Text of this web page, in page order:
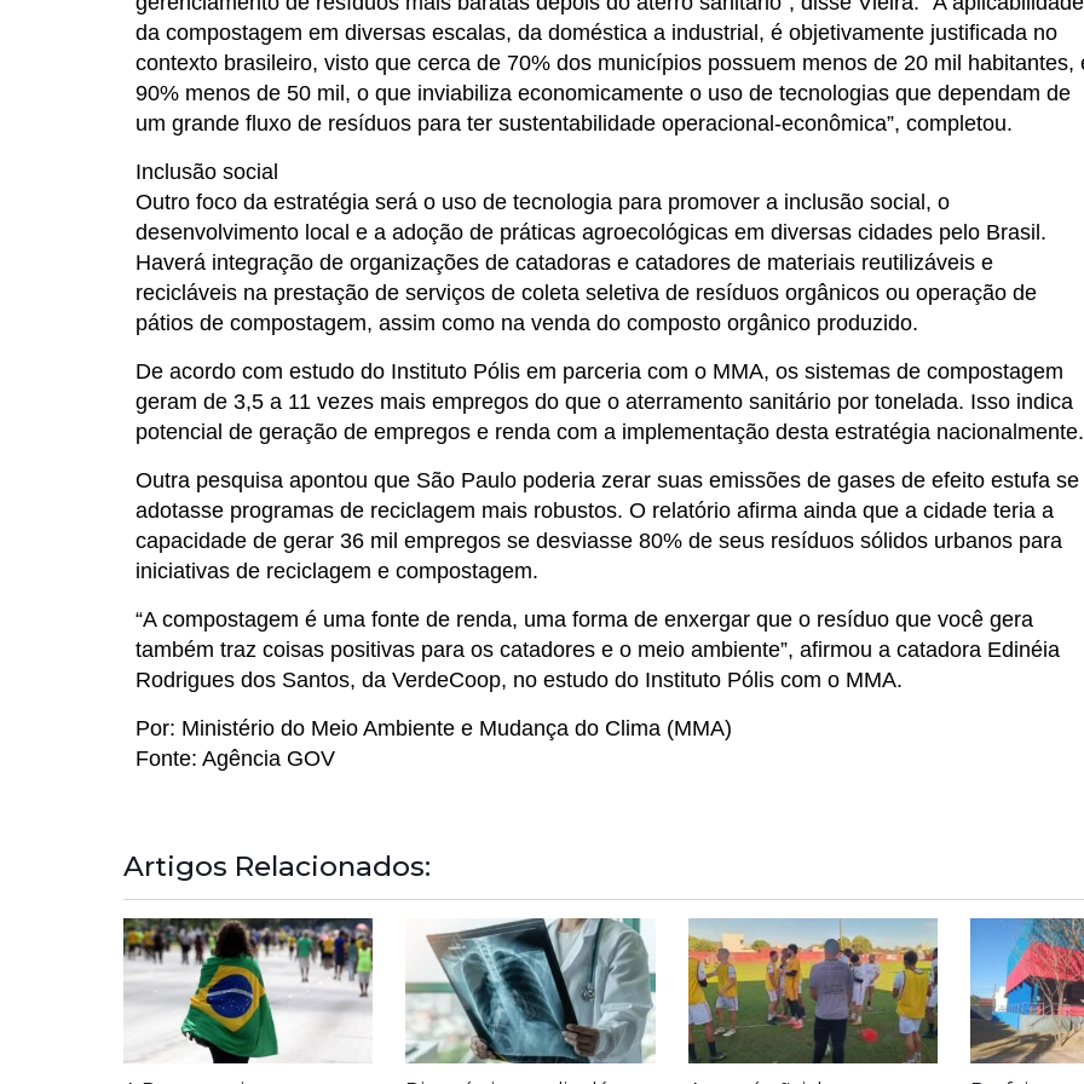
da compostagem em diversas escalas, da doméstica a industrial, é objetivamente justificada no
contexto brasileiro, visto que cerca de 70% dos municípios possuem menos de 20 mil habitantes,
90% menos de 50 mil, o que inviabiliza economicamente o uso de tecnologias que dependam de
um grande fluxo de resíduos para ter sustentabilidade operacional-econômica”, completou.
Inclusão social
Outro foco da estratégia será o uso de tecnologia para promover a inclusão social, o
desenvolvimento local e a adoção de práticas agroecológicas em diversas cidades pelo Brasil.
Haverá integração de organizações de catadoras e catadores de materiais reutilizáveis e
recicláveis na prestação de serviços de coleta seletiva de resíduos orgânicos ou operação de
pátios de compostagem, assim como na venda do composto orgânico produzido.
De acordo com estudo do Instituto Pólis em parceria com o MMA, os sistemas de compostagem
geram de 3,5 a 11 vezes mais empregos do que o aterramento sanitário por tonelada. Isso indica
potencial de geração de empregos e renda com a implementação desta estratégia nacionalmente.
Outra pesquisa apontou que São Paulo poderia zerar suas emissões de gases de efeito estufa se
adotasse programas de reciclagem mais robustos. O relatório afirma ainda que a cidade teria a
capacidade de gerar 36 mil empregos se desviasse 80% de seus resíduos sólidos urbanos para
iniciativas de reciclagem ​​e compostagem.
“A compostagem é uma fonte de renda, uma forma de enxergar que o resíduo que você gera
também traz coisas positivas para os catadores e o meio ambiente”, afirmou a catadora Edinéia
Rodrigues dos Santos, da VerdeCoop, no estudo do Instituto Pólis com o MMA.
Por: Ministério do Meio Ambiente e Mudança do Clima (MMA)
Fonte: Agência GOV
Artigos Relacionados: